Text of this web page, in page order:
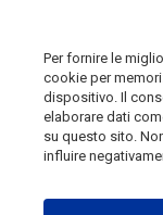
Per fornire le
cookie per
dispositivo. Il
elaborare dati
su questo sito.
influire
15 ore fa
Telemolise - reg.
10/08/1982 -